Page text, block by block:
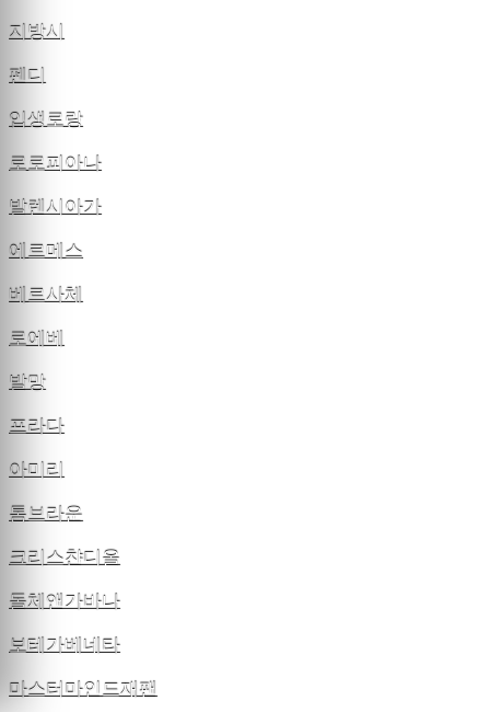
지방시
펜디
입생로랑
로로피아나
발렌시아가
에르메스
베르사체
로에베
발망
프라다
아미리
톰브라운
크리스챤디올
돌체앤가바나
보테가베네타
마스터마인드재팬